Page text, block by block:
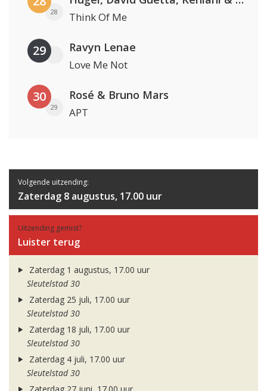
28 Think Of Me
29 Ravyn Lenae
Love Me Not
30
29
Rosé & Bruno Mars
APT
Volgende uitzending:
Zaterdag 8 augustus, 17.00 uur
Uitzending gemist?
Luister terug
Zaterdag 1 augustus, 17.00 uur
Sleutelstad 30
Zaterdag 25 juli, 17.00 uur
Sleutelstad 30
Zaterdag 18 juli, 17.00 uur
Sleutelstad 30
Zaterdag 4 juli, 17.00 uur
Sleutelstad 30